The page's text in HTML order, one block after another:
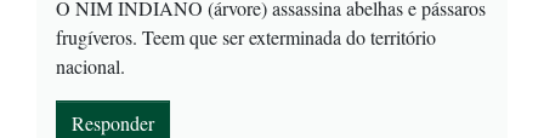
O NIM INDIANO (árvore) assassina abelhas e pássaros
frugíveros. Teem que ser exterminada do território
nacional.
Responder